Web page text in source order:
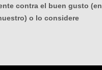
contra el buen gusto (en
o lo considere